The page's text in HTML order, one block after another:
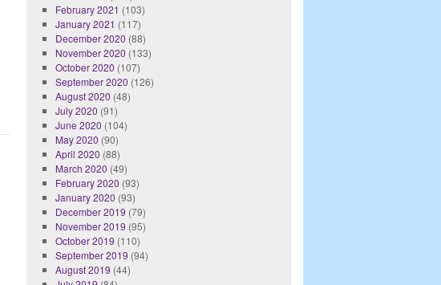
February 2021 (103)
January 2021 (117)
December 2020 (88)
November 2020 (133)
October 2020 (107)
September 2020 (126)
August 2020 (48)
July 2020 (91)
June 2020 (104)
May 2020 (90)
April 2020 (88)
March 2020 (49)
February 2020 (93)
January 2020 (93)
December 2019 (79)
November 2019 (95)
October 2019 (110)
September 2019 (94)
August 2019 (44)